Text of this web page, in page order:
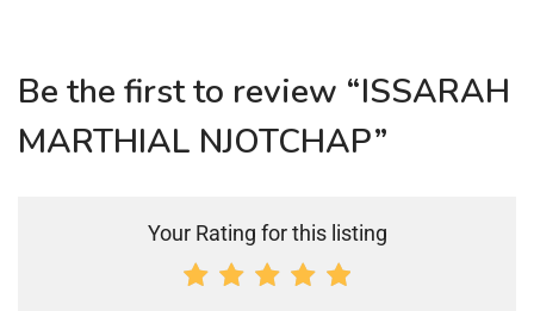
Be the first to review “ISSARAH
MARTHIAL NJOTCHAP”
Your Rating for this listing